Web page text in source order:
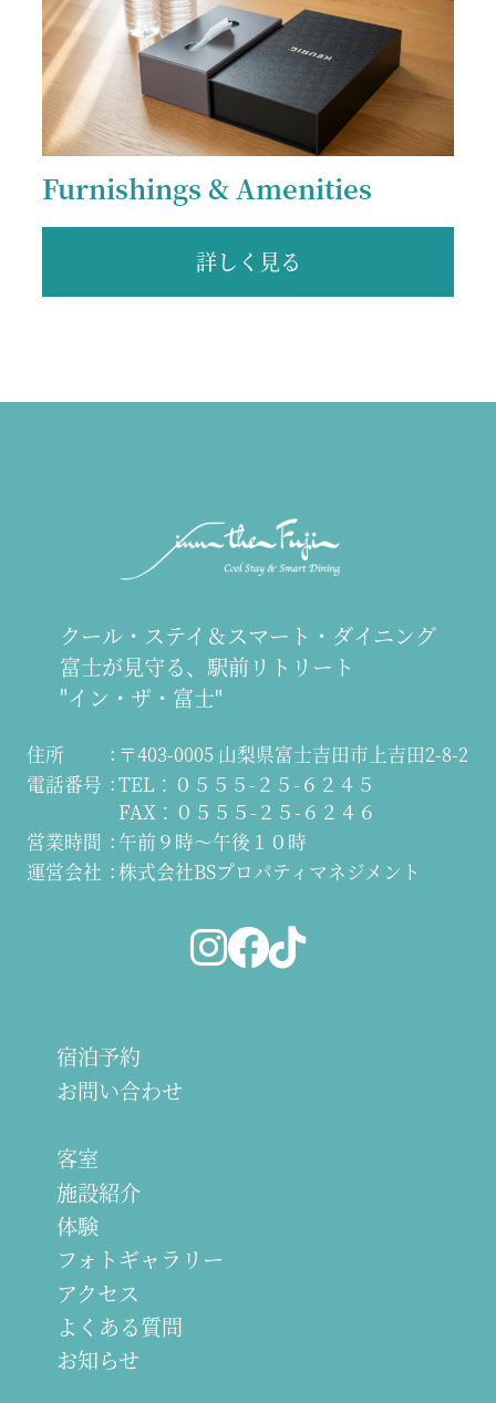
Furnishings & Amenities
詳しく見る
クール・ステイ＆スマート・ダイニング
富士が見守る、駅前リトリート
"イン・ザ・富士"
住所
〒403-0005 山梨県富士吉田市上吉田2-8-2
電話番号
TEL：０５５５-２５-６２４５
FAX：０５５５-２５-６２４６
営業時間
午前９時～午後１０時
運営会社
株式会社BSプロパティマネジメント
宿泊予約
お問い合わせ
客室
施設紹介
体験
フォトギャラリー
アクセス
よくある質問
お知らせ